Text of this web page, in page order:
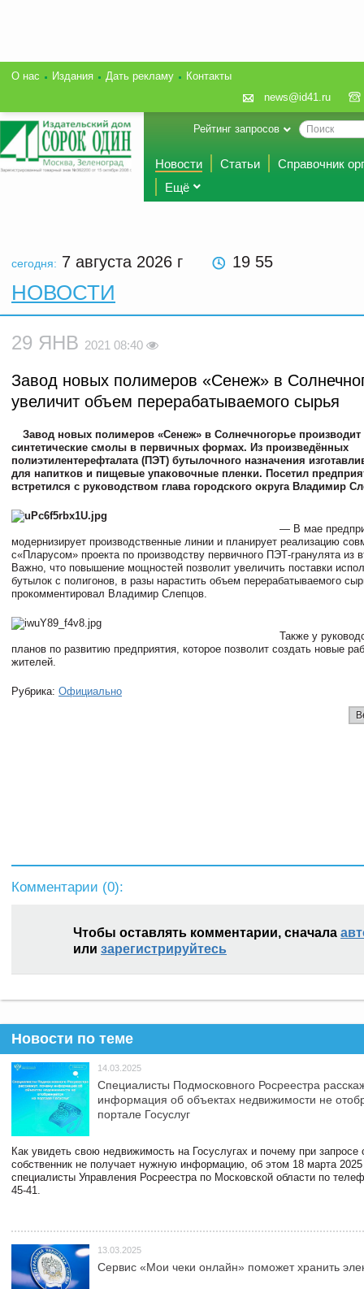
О нас Издания Дать рекламу
Контакты
news@id41.ru
Рейтинг запросов
Новости Статьи
Справочник
Ещё
сегодня: 7 августа 2026 г 19 55
НОВОСТИ
29 ЯНВ 2021 08:40
Завод новых полимеров «Сенеж» в
увеличит объем перерабатываемого сырья
Завод новых полимеров «Сенеж» в Солнечногорье
синтетические смолы в первичных формах. Из произведённых
полиэтилентерефталата (ПЭТ) бутылочного назначения
для напитков и пищевые упаковочные пленки. Посетил
встретился с руководством глава городского округа Владимир
— В мае
модернизирует производственные линии и планирует реализацию
с«Пларусом» проекта по производству первичного ПЭТ-гранулята из
Важно, что повышение мощностей позволит увеличить поставки
бутылок с полигонов, в разы нарастить объем перерабатываемого
прокомментировал Владимир Слепцов.
Также у
планов по развитию предприятия, которое позволит создать новые
жителей.
Рубрика: Официально
Комментарии (0):
Чтобы оставлять комментарии, сначала
или зарегистрируйтесь
Новости по теме
14.03.2025
Специалисты Подмосковного Росреестра
информация об объектах недвижимости не
портале Госуслуг
Как увидеть свою недвижимость на Госуслугах и почему при запросе
собственник не получает нужную информацию, об этом 18 марта 2025
специалисты Управления Росреестра по Московской области по
45-41.
13.03.2025
Сервис «Мои чеки онлайн» поможет хранить